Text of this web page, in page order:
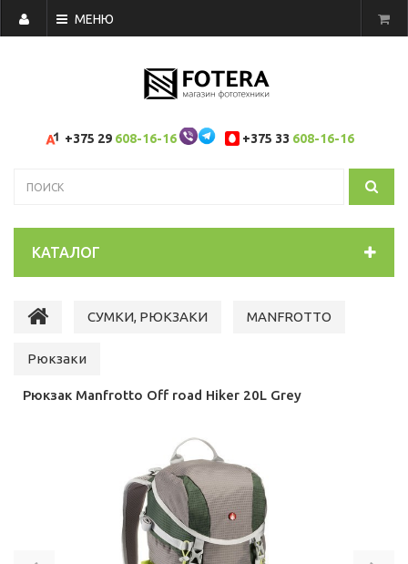
МЕНЮ
+375 29 608-16-16 +375 33 608-16-16
КАТАЛОГ
СУМКИ, РЮКЗАКИ MANFROTTO
Рюкзаки
Рюкзак Manfrotto Off road Hiker 20L Grey
Previous